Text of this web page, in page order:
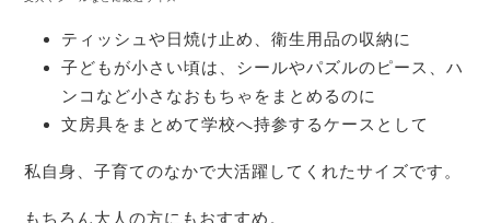
ティッシュや日焼け止め、衛生用品の収納に
子どもが小さい頃は、シールやパズルのピース、ハ
ンコなど小さなおもちゃをまとめるのに
文房具をまとめて学校へ持参するケースとして
私自身、子育てのなかで大活躍してくれたサイズです。
もちろん大人の方にもおすすめ。